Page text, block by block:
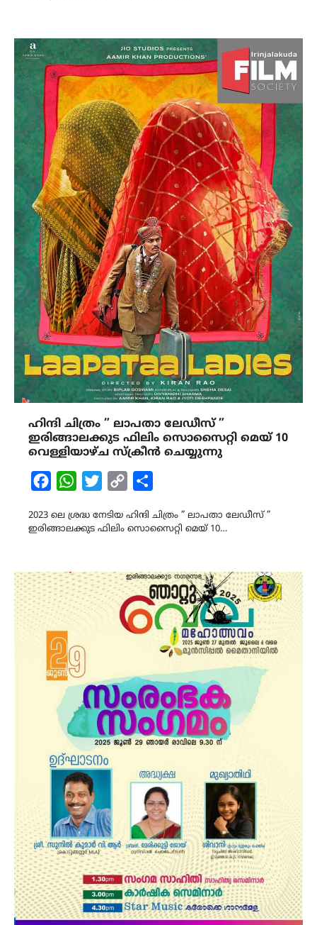
ഹിന്ദി ചിത്രം ” ലാപതാ ലേഡീസ് ”
ഇരിങ്ങാലക്കുട ഫിലിം സൊസൈറ്റി മെയ് 10
വെള്ളിയാഴ്ച സ്ക്രീൻ ചെയ്യുന്നു
FacebookWhatsAppTwitterCopy
2023 ലെ ശ്രദ്ധ നേടിയ ഹിന്ദി ചിത്രം ” ലാപതാ ലേഡീസ് ”
ഇരിങ്ങാലക്കുട ഫിലിം സൊസൈറ്റി മെയ് 10…